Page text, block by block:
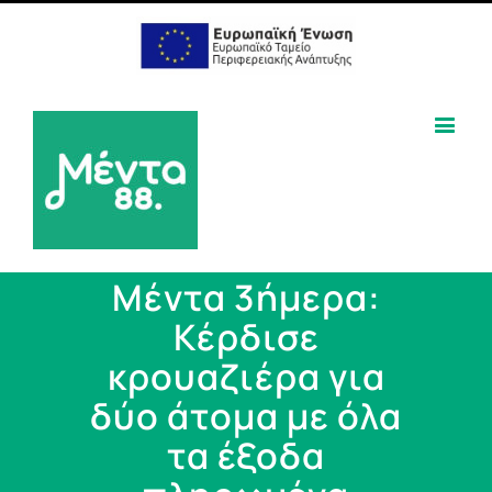
Μέντα 3ήμερα:
Κέρδισε
κρουαζιέρα για
δύο άτομα με όλα
τα έξοδα